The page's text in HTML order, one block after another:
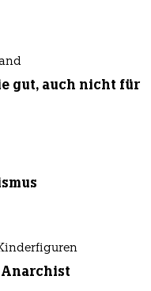
gut, auch nicht für
Anarchist